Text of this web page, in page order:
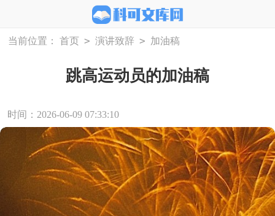
当前位置： 首页 > 演讲致辞 > 加油稿
跳高运动员的加油稿
时间：2026-06-09 07:33:10